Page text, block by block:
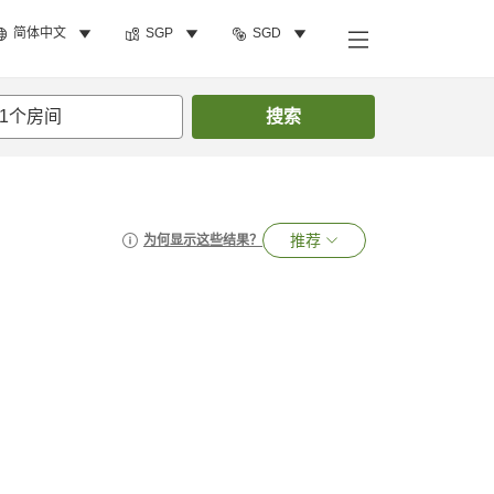
简体中文 SGP SGD
1个房间 搜索
为何显示这些结果？ 推荐